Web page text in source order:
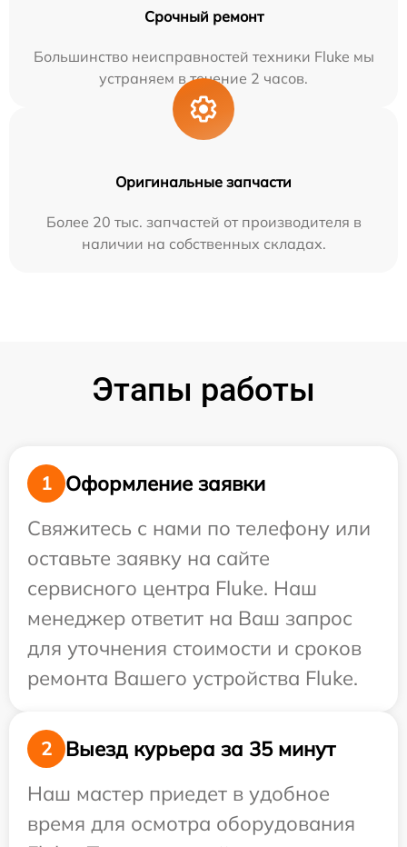
Срочный ремонт
Большинство неисправностей техники Fluke мы
устраняем в течение 2 часов.
Оригинальные запчасти
Более 20 тыс. запчастей от производителя в
наличии на собственных складах.
Этапы работы
1
Оформление заявки
Свяжитесь с нами по телефону или
оставьте заявку на сайте
сервисного центра Fluke. Наш
менеджер ответит на Ваш запрос
для уточнения стоимости и сроков
ремонта Вашего устройства Fluke.
2
Выезд курьера за 35 минут
Наш мастер приедет в удобное
время для осмотра оборудования